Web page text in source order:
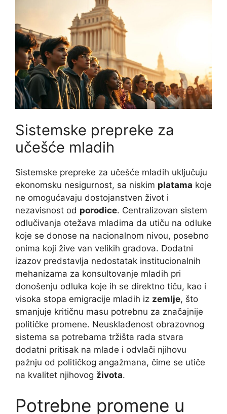
Sistemske prepreke za
učešće mladih
Sistemske prepreke za učešće mladih uključuju
ekonomsku nesigurnost, sa niskim platama koje
ne omogućavaju dostojanstven život i
nezavisnost od porodice. Centralizovan sistem
odlučivanja otežava mladima da utiču na odluke
koje se donose na nacionalnom nivou, posebno
onima koji žive van velikih gradova. Dodatni
izazov predstavlja nedostatak institucionalnih
mehanizama za konsultovanje mladih pri
donošenju odluka koje ih se direktno tiču, kao i
visoka stopa emigracije mladih iz zemlje, što
smanjuje kritičnu masu potrebnu za značajnije
političke promene. Neusklađenost obrazovnog
sistema sa potrebama tržišta rada stvara
dodatni pritisak na mlade i odvlači njihovu
pažnju od političkog angažmana, čime se utiče
na kvalitet njihovog života.
Potrebne promene u